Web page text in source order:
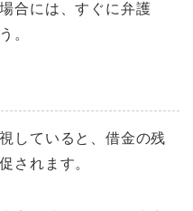
合には、すぐに弁護
。
していると、借金の残
されます。